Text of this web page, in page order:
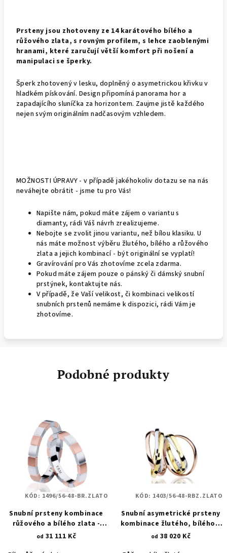
Prsteny jsou zhotoveny ze 14 karátového bílého a
růžového zlata, s rovným profilem, s lehce zaoblenými
hranami, které zaručují větší komfort při nošení a
manipulaci se šperky.
Šperk zhotovený v lesku, doplněný o asymetrickou křivku v
hladkém pískování. Design připomíná panorama hor a
zapadajícího sluníčka za horizontem. Zaujme jistě každého
nejen svým originálním nadčasovým vzhledem.
MOŽNOSTI ÚPRAVY - v případě jakéhokoliv dotazu se na nás
neváhejte obrátit - jsme tu pro Vás!
Napište nám, pokud máte zájem o variantu s
diamanty, rádi Váš návrh zrealizujeme.
Nebojte se zvolit jinou variantu, než bílou klasiku. U
nás máte možnost výběru žlutého, bílého a růžového
zlata a jejich kombinací - být originální se vyplatí!
Gravírování pro Vás zhotovíme zcela zdarma.
Pokud máte zájem pouze o pánský či dámský snubní
prstýnek, kontaktujte nás.
V případě, že Vaší velikost, či kombinaci velikostí
snubních prstenů nemáme k dispozici, rádi Vám je
zhotovíme.
Podobné produkty
Snubní prsteny kombinace
růžového a bílého zlata -
design cihliček v hladkém
od 31 111 Kč
KÓD: 1496/56-48-BR.ZLATO
Snubní asymetrické prsteny
kombinace žlutého, bílého a
růžového zlata 1403
od 38 020 Kč
KÓD: 1403/56-48-RBZ.ZLATO